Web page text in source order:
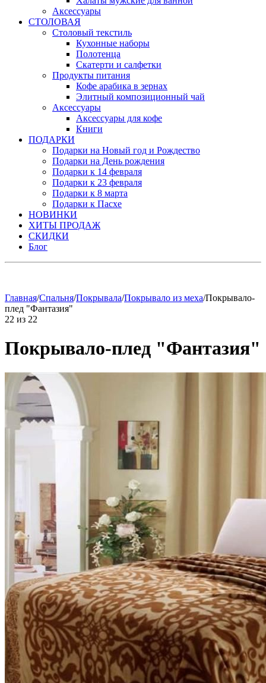
Аксессуары
СТОЛОВАЯ
Столовый текстиль
Кухонные наборы
Полотенца
Скатерти и салфетки
Продукты питания
Кофе арабика в зернах
Элитный композиционный чай
Аксессуары
Аксессуары для кофе
Книги
ПОДАРКИ
Подарки на Новый год и Рождество
Подарки на День рождения
Подарки к 14 февраля
Подарки к 23 февраля
Подарки к 8 марта
Подарки к Пасхе
НОВИНКИ
ХИТЫ ПРОДАЖ
СКИДКИ
Блог
Главная/Спальня/Покрывала/Покрывало из меха/Покрывало-
плед "Фантазия"
22 из 22
Покрывало-плед "Фантазия"